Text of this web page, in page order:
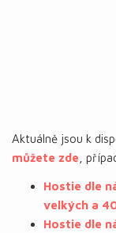
Aktuálně jsou k
můžete zde ,
Hostie dle
velkých a
Hostie dle